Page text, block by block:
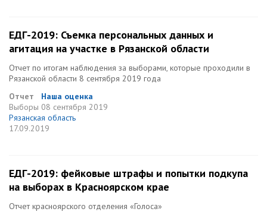
ЕДГ-2019: Съемка персональных данных и
агитация на участке в Рязанской области
Отчет по итогам наблюдения за выборами, которые проходили в
Рязанской области 8 сентября 2019 года
Отчет
Наша оценка
Выборы 08 сентября 2019
Рязанская область
17.09.2019
ЕДГ-2019: фейковые штрафы и попытки подкупа
на выборах в Красноярском крае
Отчет красноярского отделения «Голоса»